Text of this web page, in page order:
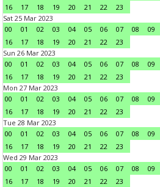
16
17 18 19 20 21 22
23
Sat 25 Mar 2023
00
01 02 03 04 05 06 07 08 09
16
17 18 19 20 21 22
23
Sun 26 Mar 2023
00
01 02 03 04 05 06 07 08 09
16
17 18 19 20 21 22
23
Mon 27 Mar 2023
00
01 02 03 04 05 06 07 08 09
16
17 18 19 20 21 22
23
Tue 28 Mar 2023
00
01 02 03 04 05 06 07 08 09
16
17 18 19 20 21 22
23
Wed 29 Mar 2023
00
01 02 03 04 05 06 07 08 09
16
17 18 19 20 21 22
23